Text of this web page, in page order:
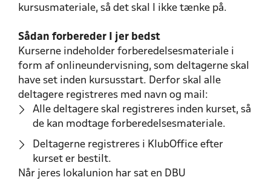
kursusmateriale, så det skal I ikke tænke på.
Sådan forbereder I jer bedst
Kurserne indeholder forberedelsesmateriale i
form af onlineundervisning, som deltagerne skal
have set inden kursusstart. Derfor skal alle
deltagere registreres med navn og mail:
Alle deltagere skal registreres inden kurset, så
de kan modtage forberedelsesmateriale.
Deltagerne registreres i KlubOffice efter
kurset er bestilt.
Når jeres lokalunion har sat en DBU